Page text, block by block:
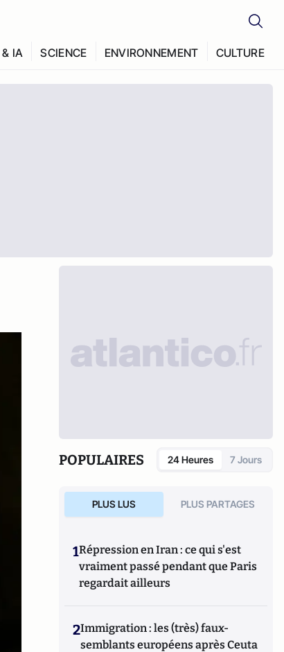
IA SCIENCE ENVIRONNEMENT CULTURE
POPULAIRES 24 Heures 7 Jours
PLUS LUS PLUS PARTAGES
1Répression en Iran : ce qui s'est
vraiment passé pendant que Paris
regardait ailleurs
2Immigration : les (très) faux-
semblants européens après Ceuta